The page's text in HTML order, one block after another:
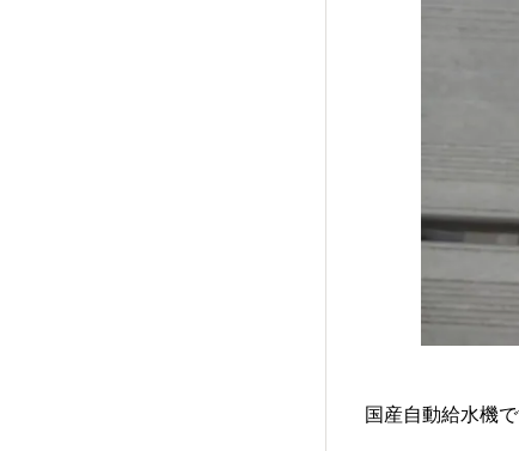
国産自動給水機